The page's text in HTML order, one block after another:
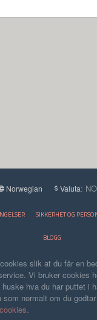
Norwegian Valuta:
SIKKERHET OG
BLOGG
slik at du får en
Vi bruker cookies
hva du har puttet i
normalt om du